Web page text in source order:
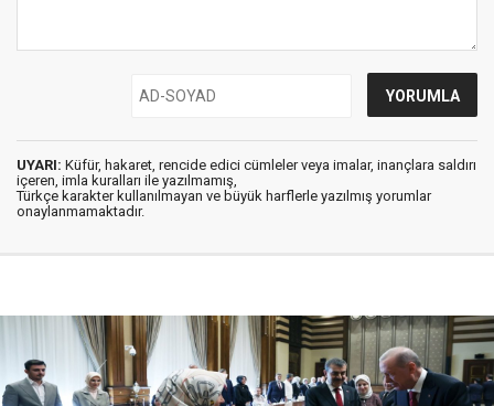
UYARI: Küfür, hakaret, rencide edici cümleler veya imalar, inançlara saldırı
içeren, imla kuralları ile yazılmamış,
Türkçe karakter kullanılmayan ve büyük harflerle yazılmış yorumlar
onaylanmamaktadır.